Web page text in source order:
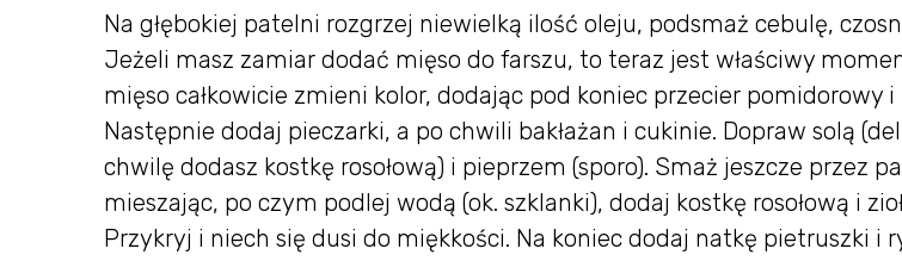
Na głębokiej patelni rozgrzej niewielką ilość oleju, podsmaż cebulę,
Jeżeli masz zamiar dodać mięso do farszu, to teraz jest właściwy
mięso całkowicie zmieni kolor, dodając pod koniec przecier pomidorowy
Następnie dodaj pieczarki, a po chwili bakłażan i cukinie. Dopraw solą
chwilę dodasz kostkę rosołową) i pieprzem (sporo). Smaż jeszcze przez
mieszając, po czym podlej wodą (ok. szklanki), dodaj kostkę rosołową i
Przykryj i niech się dusi do miękkości. Na koniec dodaj natkę pietruszki i